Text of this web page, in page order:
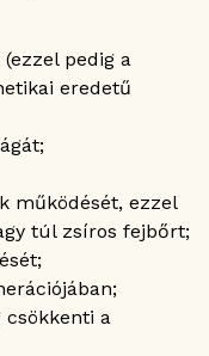
pedig a
eredetű
működését, ezzel
túl zsíros fejbőrt;
a